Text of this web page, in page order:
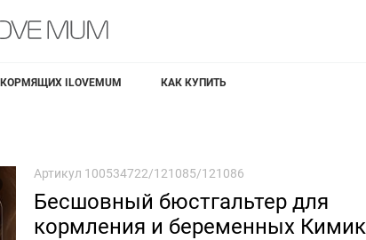
ILOVEMUM КАК КУПИТЬ
Артикул 100534722/121085/121086
Бесшовный бюстгальтер для
кормления и беременных